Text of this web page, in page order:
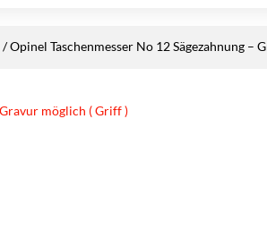
/ Opinel Taschenmesser No 12 Sägezahnung –